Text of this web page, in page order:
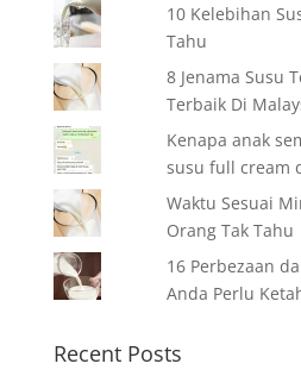
10 Kelebihan
Tahu
8 Jenama Susu
Terbaik Di
Kenapa anak
susu full cream
Waktu Sesuai
Orang Tak Tahu
16 Perbezaan
Anda Perlu
Recent Posts